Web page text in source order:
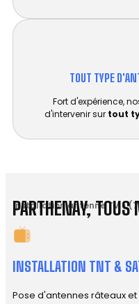
TOUT TYPE
Fort d'expérience,
d'intervenir sur tout
Installation antenne TV -
PARTHENAY, TOUS
INSTALLATION TNT &
Pose d'antennes râteaux